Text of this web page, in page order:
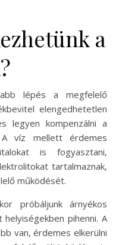
a
lépés a megfelelő
elengedhetetlen
legyen kompenzálni a
víz mellett érdemes
is fogyasztani,
tartalmaznak,
működését.
próbáljunk árnyékos
helyiségekben pihenni. A
van, érdemes elkerülni